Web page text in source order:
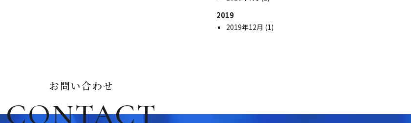
2019
2019年12月 (1)
お問い合わせ
CONTACT